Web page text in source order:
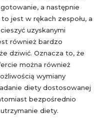
a następnie
jest w rękach zespołu, a
uzyskanymi
również bardzo
dziwić. Oznacza to, że
można również
wymiany
diety dostosowanej
bezpośrednio
diety.